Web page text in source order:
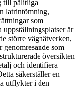
till pålitliga
latrintömning,
som
uppställningsplatser är
större vägnätverken,
som
översikten
och identifiera
säkerställer en
utflykter i den